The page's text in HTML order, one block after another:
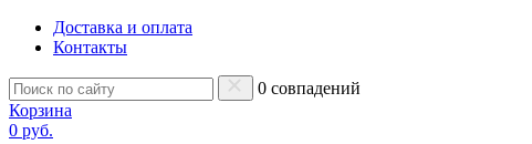
Доставка и оплата
Контакты
0 совпадений
Корзина
0 руб.